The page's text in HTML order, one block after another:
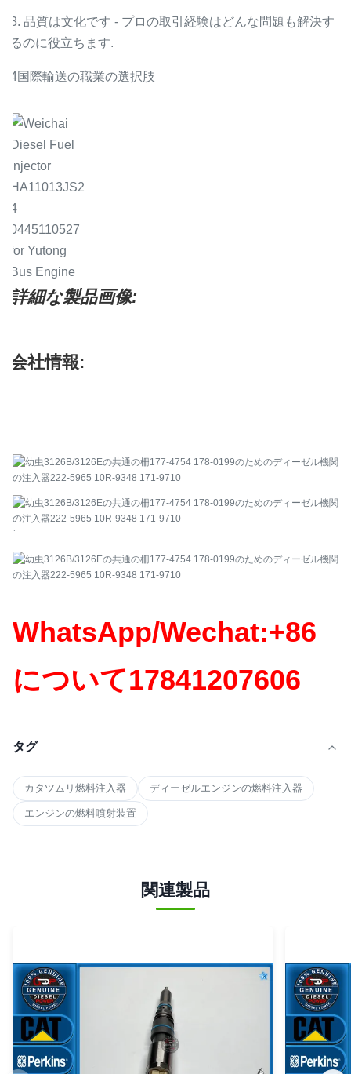
3. 品質は文化です - プロの取引経験はどんな問題も解決す
るのに役立ちます.
4国際輸送の職業の選択肢
詳細な製品画像:
会社情報:
`
WhatsApp/Wechat:+86
について17841207606
タグ
カタツムリ燃料注入器 ディーゼルエンジンの燃料注入器
エンジンの燃料噴射装置
関連製品